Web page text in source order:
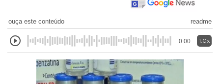
ouça este conteúdo readme
0:00 1.0x